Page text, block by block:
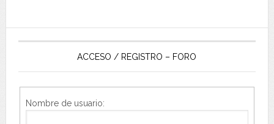
ACCESO / REGISTRO – FORO
Nombre de usuario: